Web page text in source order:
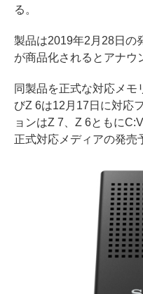
る。
製品は2019年2月28日の
が商品化されるとアナウ
同製品を正式な対応メモ
びZ 6は12月17日に対応
ョンはZ 7、Z 6ともに
正式対応メディアの発売